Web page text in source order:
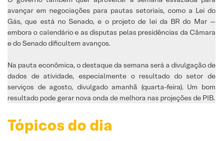
avançar em negociações para pautas setoriais, como a Lei do
Gás, que está no Senado, e o projeto de lei da BR do Mar —
embora o calendário e as disputas pelas presidências da Câmara
e do Senado dificultem avanços.
Na pauta econômica, o destaque da semana será a divulgação de
dados de atividade, especialmente o resultado do setor de
serviços de agosto, divulgado amanhã (quarta-feira). Um bom
resultado pode gerar nova onda de melhora nas projeções de PIB.
Tópicos do dia